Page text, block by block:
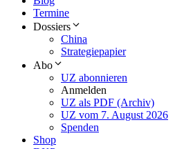
Termine
Dossiers
China
Strategiepapier
Abo
UZ abonnieren
Anmelden
UZ als PDF (Archiv)
UZ vom 7. August 2026
Spenden
Shop